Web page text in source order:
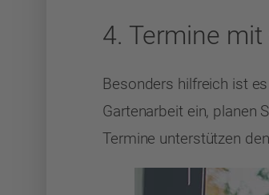
4. Termine
Besonders hilfreich ist
Gartenarbeit ein, planen
Termine unterstützen